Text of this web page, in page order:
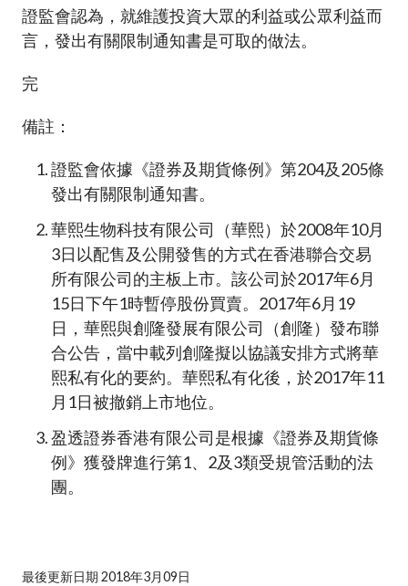
證監會認為，就維護投資大眾的利益或公眾利益而
言，發出有關限制通知書是可取的做法。
完
備註：
證監會依據《證券及期貨條例》第204及205條
發出有關限制通知書。
華熙生物科技有限公司（華熙）於2008年10月
3日以配售及公開發售的方式在香港聯合交易
所有限公司的主板上市。該公司於2017年6月
15日下午1時暫停股份買賣。2017年6月19
日，華熙與創隆發展有限公司（創隆）發布聯
合公告，當中載列創隆擬以協議安排方式將華
熙私有化的要約。華熙私有化後，於2017年11
月1日被撤銷上市地位。
盈透證券香港有限公司是根據《證券及期貨條
例》獲發牌進行第1、2及3類受規管活動的法
團。
最後更新日期 2018年3月09日